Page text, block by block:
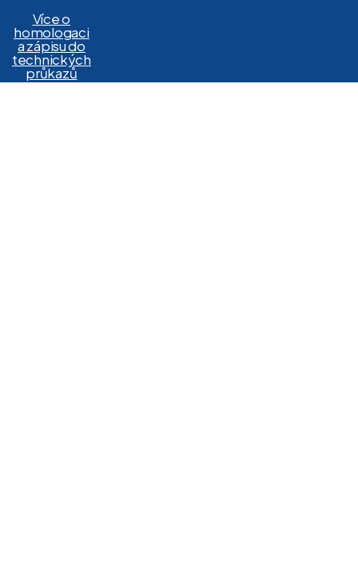
Více o
homologaci
a zápisu do
technických
průkazů